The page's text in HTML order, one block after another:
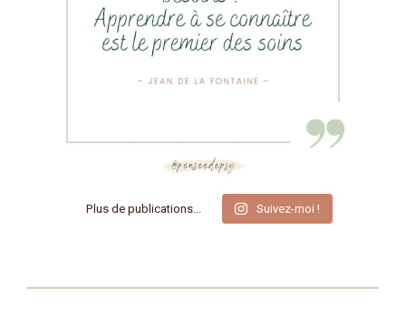
Plus de publications... Suivez-moi !